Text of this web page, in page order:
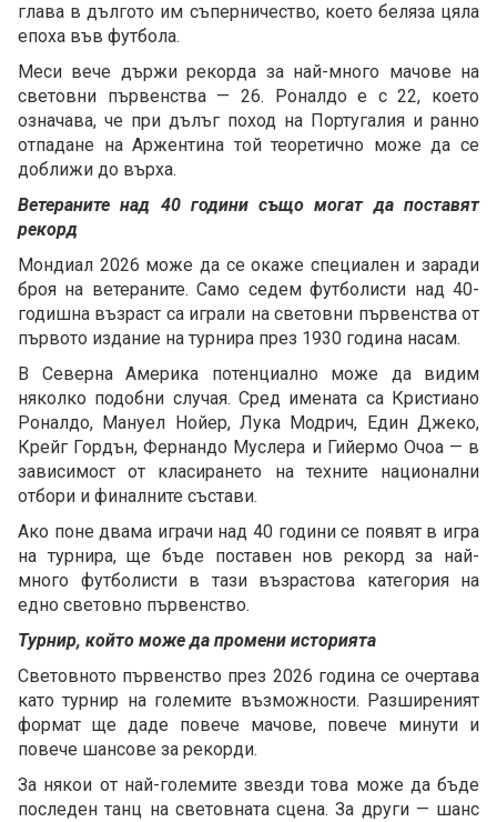
глава в дългото им съперничество, което беляза цяла
епоха във футбола.
Меси вече държи рекорда за най-много мачове на
световни първенства — 26. Роналдо е с 22, което
означава, че при дълъг поход на Португалия и ранно
отпадане на Аржентина той теоретично може да се
доближи до върха.
Ветераните над 40 години също могат да поставят
рекорд
Мондиал 2026 може да се окаже специален и заради
броя на ветераните. Само седем футболисти над 40-
годишна възраст са играли на световни първенства от
първото издание на турнира през 1930 година насам.
В Северна Америка потенциално може да видим
няколко подобни случая. Сред имената са Кристиано
Роналдо, Мануел Нойер, Лука Модрич, Един Джеко,
Крейг Гордън, Фернандо Муслера и Гийермо Очоа — в
зависимост от класирането на техните национални
отбори и финалните състави.
Ако поне двама играчи над 40 години се появят в игра
на турнира, ще бъде поставен нов рекорд за най-
много футболисти в тази възрастова категория на
едно световно първенство.
Турнир, който може да промени историята
Световното първенство през 2026 година се очертава
като турнир на големите възможности. Разширеният
формат ще даде повече мачове, повече минути и
повече шансове за рекорди.
За някои от най-големите звезди това може да бъде
последен танц на световната сцена. За други — шанс